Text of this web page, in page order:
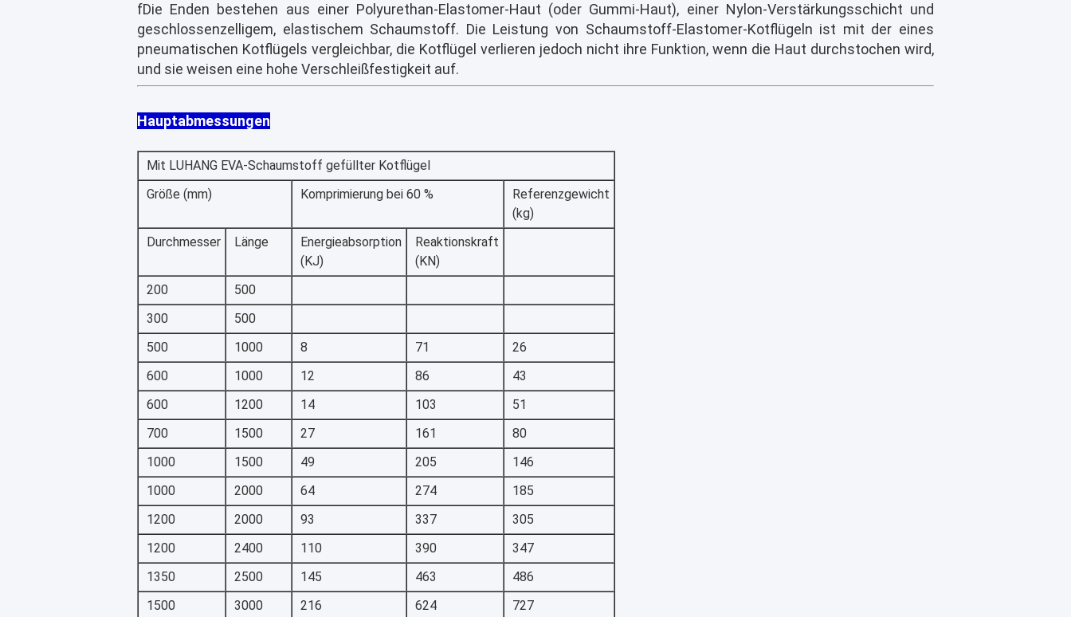
fDie Enden bestehen aus einer Polyurethan-Elastomer-Haut (oder Gummi-Haut), einer Nylon-Verstärkungsschicht und
geschlossenzelligem, elastischem Schaumstoff. Die Leistung von Schaumstoff-Elastomer-Kotflügeln ist mit der eines
pneumatischen Kotflügels vergleichbar, die Kotflügel verlieren jedoch nicht ihre Funktion, wenn die Haut durchstochen wird,
und sie weisen eine hohe Verschleißfestigkeit auf.
Hauptabmessungen
Mit LUHANG EVA-Schaumstoff gefüllter Kotflügel
Größe (mm)
Komprimierung bei 60 %
Referenzgewicht
(kg)
Durchmesser
Länge
Energieabsorption
(KJ)
Reaktionskraft
(KN)
200
500
300
500
500
1000 8 71
26
600
1000 12 86
43
600
1200 14 103
51
700
1500 27 161
80
1000
1500 49 205
146
1000
2000 64 274
185
1200
2000 93 337
305
1200
2400 110 390
347
1350
2500 145 463
486
1500
3000 216 624
727